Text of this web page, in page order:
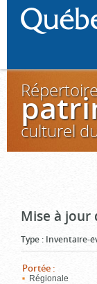
culturel
Mise à jour
Type : Inventaire-
Portée :
Régionale